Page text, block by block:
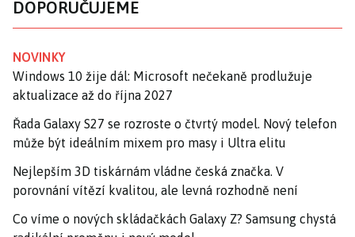
DOPORUČUJEME
NOVINKY
Windows 10 žije dál: Microsoft nečekaně prodlužuje
aktualizace až do října 2027
Řada Galaxy S27 se rozroste o čtvrtý model. Nový telefon
může být ideálním mixem pro masy i Ultra elitu
Nejlepším 3D tiskárnám vládne česká značka. V
porovnání vítězí kvalitou, ale levná rozhodně není
Co víme o nových skládačkách Galaxy Z? Samsung chystá